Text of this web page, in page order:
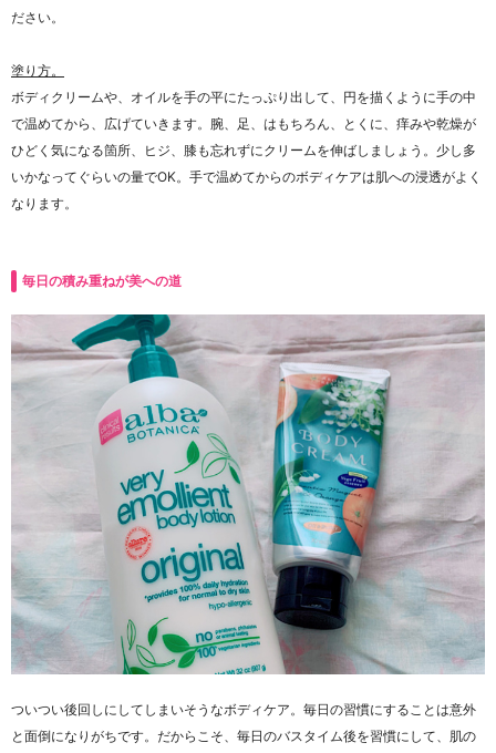
ださい。
塗り方。
ボディクリームや、オイルを手の平にたっぷり出して、円を描くように手の中
で温めてから、広げていきます。腕、足、はもちろん、とくに、痒みや乾燥が
ひどく気になる箇所、ヒジ、膝も忘れずにクリームを伸ばしましょう。少し多
いかなってぐらいの量でOK。手で温めてからのボディケアは肌への浸透がよく
なります。
毎日の積み重ねが美への道
ついつい後回しにしてしまいそうなボディケア。毎日の習慣にすることは意外
と面倒になりがちです。だからこそ、毎日のバスタイム後を習慣にして、肌の